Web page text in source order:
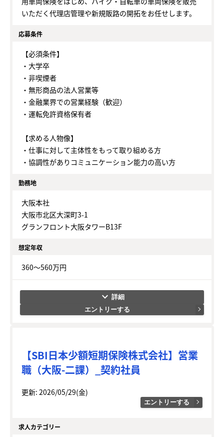
いただく代理店管理や新規販路の開拓をお任せします。
応募条件
【必須条件】
・大学卒
・非喫煙者
・無形商品の法人営業等
・金融業界での営業経験（歓迎）
・運転免許資格保有者
【求める人物像】
・仕事に対して主体性をもって取り組める方
・協調性がありコミュニケーション能力の高い方
勤務地
大阪本社
大阪市北区大深町3-1
グランフロント大阪タワーB13F
想定年収
360～560万円
keyboard_arrow_down
エントリーする
【SBI日本少額短期保険株式会社】営業
職（大阪-二課）_契約社員
更新: 2026/05/29(金)
エントリーする
求人カテゴリー